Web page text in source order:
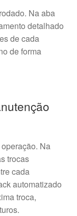
Na aba
detalhado
de cada
de forma
Na
trocas
cada
automatizado
troca,